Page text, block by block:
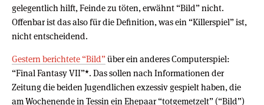
gelegentlich hilft, Feinde zu töten, erwähnt “Bild” nicht.
Offenbar ist das also für die Definition, was ein “Killerspiel” ist,
nicht entscheidend.
Gestern berichtete “Bild”über ein anderes Computerspiel:
“Final Fantasy VII”*. Das sollen nach Informationen der
Zeitung die beiden Jugendlichen exzessiv gespielt haben, die
am Wochenende in Tessin ein Ehepaar “totgemetzelt” (“Bild”)